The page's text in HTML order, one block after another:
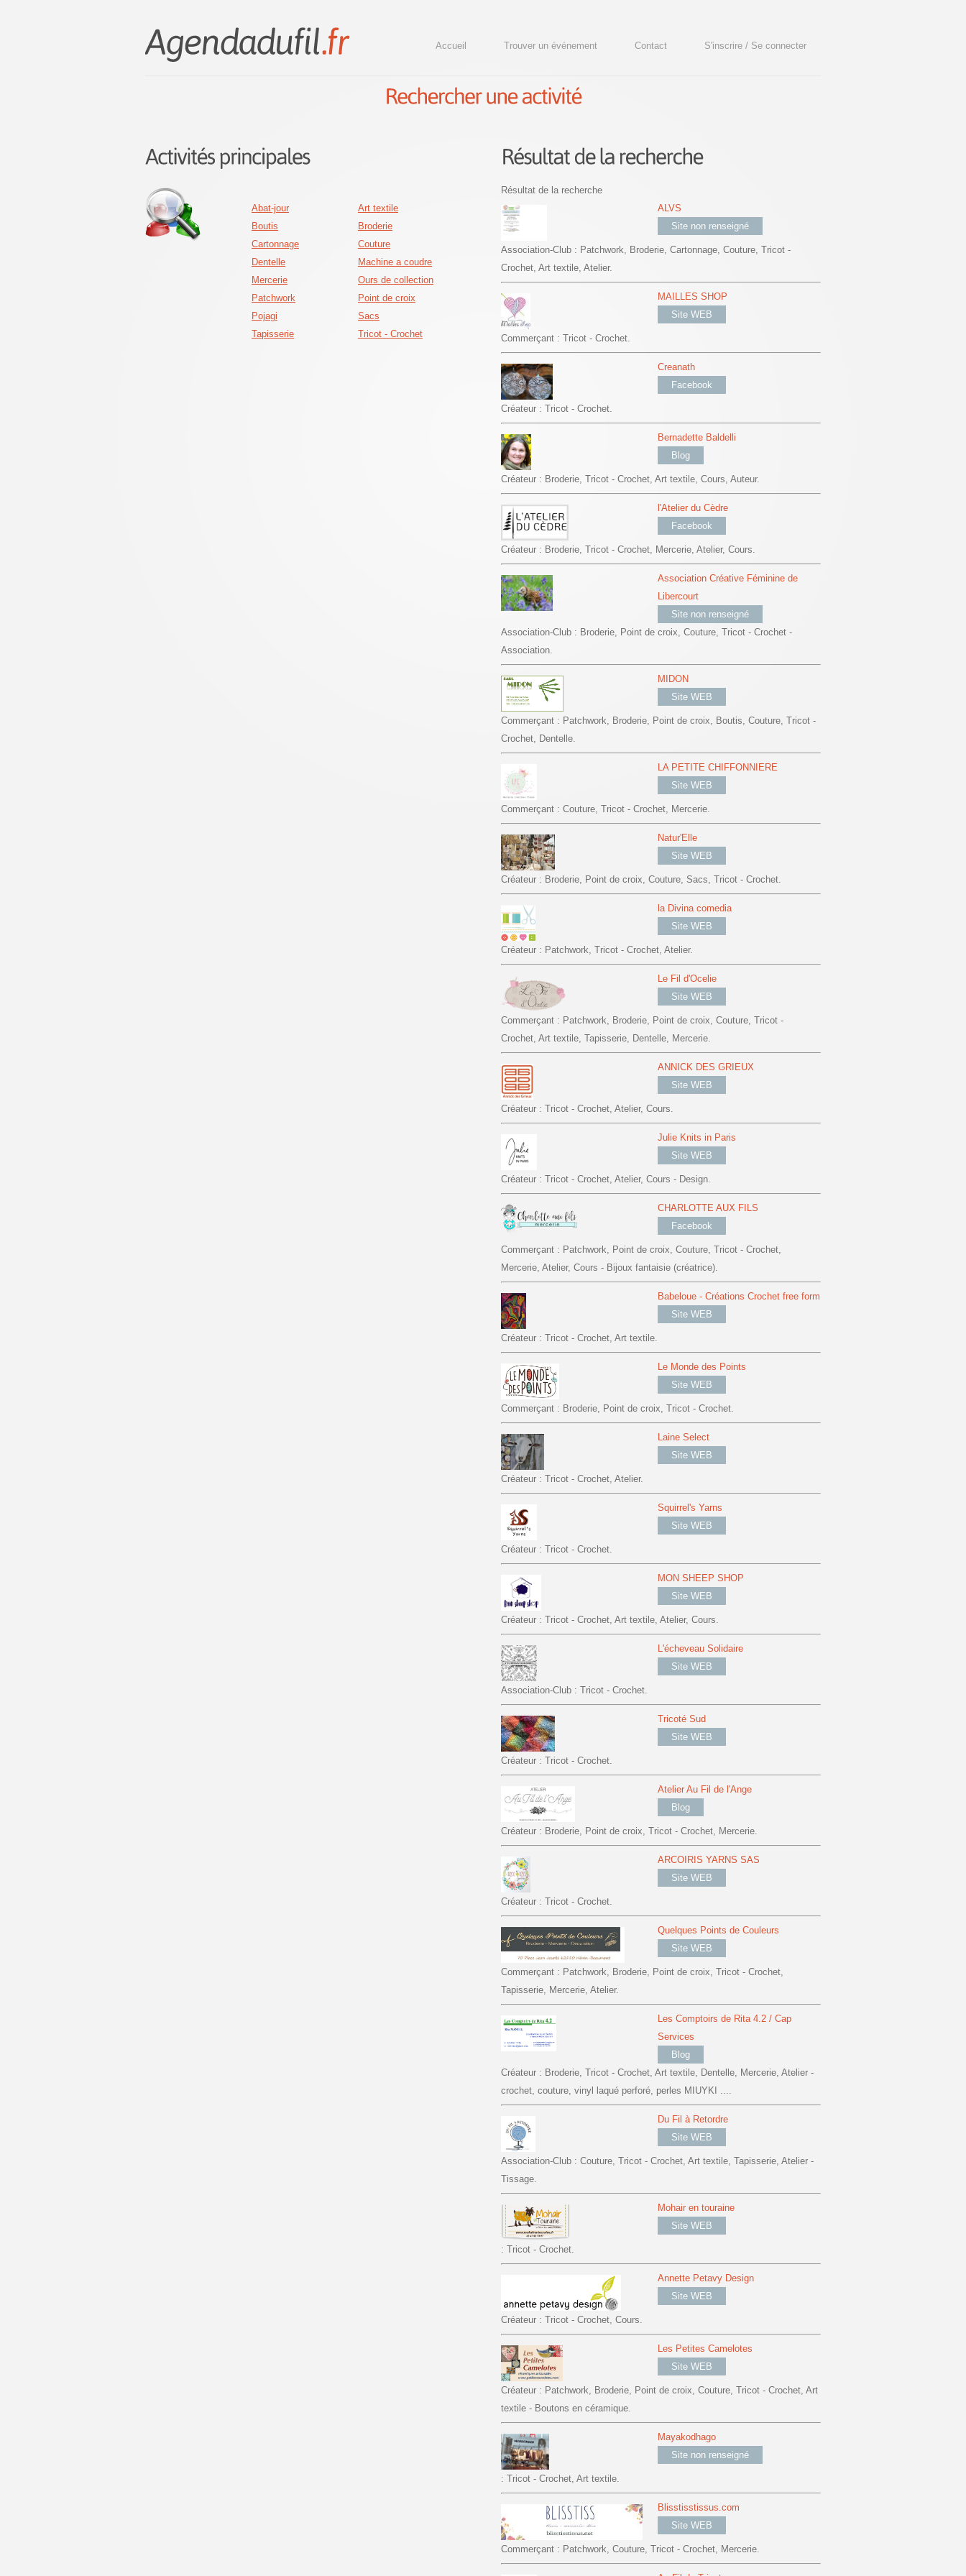
Accueil Trouver un événement Contact S'inscrire / Se connecter
Abat-jour
Art textile
Boutis
Broderie
Cartonnage
Couture
Dentelle
Machine a coudre
Mercerie
Ours de collection
Patchwork
Point de croix
Pojagi
Sacs
Tapisserie
Tricot - Crochet
Résultat de la recherche
ALVS
Site non renseigné
Association-Club : Patchwork, Broderie, Cartonnage, Couture, Tricot -
Crochet, Art textile, Atelier.
MAILLES SHOP
Site WEB
Commerçant : Tricot - Crochet.
Creanath
Facebook
Créateur : Tricot - Crochet.
Bernadette Baldelli
Blog
Créateur : Broderie, Tricot - Crochet, Art textile, Cours, Auteur.
l'Atelier du Cèdre
Facebook
Créateur : Broderie, Tricot - Crochet, Mercerie, Atelier, Cours.
Association Créative Féminine de
Libercourt
Site non renseigné
Association-Club : Broderie, Point de croix, Couture, Tricot - Crochet -
Association.
MIDON
Site WEB
Commerçant : Patchwork, Broderie, Point de croix, Boutis, Couture, Tricot -
Crochet, Dentelle.
LA PETITE CHIFFONNIERE
Site WEB
Commerçant : Couture, Tricot - Crochet, Mercerie.
Natur'Elle
Site WEB
Créateur : Broderie, Point de croix, Couture, Sacs, Tricot - Crochet.
la Divina comedia
Site WEB
Créateur : Patchwork, Tricot - Crochet, Atelier.
Le Fil d'Ocelie
Site WEB
Commerçant : Patchwork, Broderie, Point de croix, Couture, Tricot -
Crochet, Art textile, Tapisserie, Dentelle, Mercerie.
ANNICK DES GRIEUX
Site WEB
Créateur : Tricot - Crochet, Atelier, Cours.
Julie Knits in Paris
Site WEB
Créateur : Tricot - Crochet, Atelier, Cours - Design.
CHARLOTTE AUX FILS
Facebook
Commerçant : Patchwork, Point de croix, Couture, Tricot - Crochet,
Mercerie, Atelier, Cours - Bijoux fantaisie (créatrice).
Babeloue - Créations Crochet free form
Site WEB
Créateur : Tricot - Crochet, Art textile.
Le Monde des Points
Site WEB
Commerçant : Broderie, Point de croix, Tricot - Crochet.
Laine Select
Site WEB
Créateur : Tricot - Crochet, Atelier.
Squirrel's Yarns
Site WEB
Créateur : Tricot - Crochet.
MON SHEEP SHOP
Site WEB
Créateur : Tricot - Crochet, Art textile, Atelier, Cours.
L'écheveau Solidaire
Site WEB
Association-Club : Tricot - Crochet.
Tricoté Sud
Site WEB
Créateur : Tricot - Crochet.
Atelier Au Fil de l'Ange
Blog
Créateur : Broderie, Point de croix, Tricot - Crochet, Mercerie.
ARCOIRIS YARNS SAS
Site WEB
Créateur : Tricot - Crochet.
Quelques Points de Couleurs
Site WEB
Commerçant : Patchwork, Broderie, Point de croix, Tricot - Crochet,
Tapisserie, Mercerie, Atelier.
Les Comptoirs de Rita 4.2 / Cap
Services
Blog
Créateur : Broderie, Tricot - Crochet, Art textile, Dentelle, Mercerie, Atelier -
crochet, couture, vinyl laqué perforé, perles MIUYKI ....
Du Fil à Retordre
Site WEB
Association-Club : Couture, Tricot - Crochet, Art textile, Tapisserie, Atelier -
Tissage.
Mohair en touraine
Site WEB
: Tricot - Crochet.
Annette Petavy Design
Site WEB
Créateur : Tricot - Crochet, Cours.
Les Petites Camelotes
Site WEB
Créateur : Patchwork, Broderie, Point de croix, Couture, Tricot - Crochet, Art
textile - Boutons en céramique.
Mayakodhago
Site non renseigné
: Tricot - Crochet, Art textile.
Blisstisstissus.com
Site WEB
Commerçant : Patchwork, Couture, Tricot - Crochet, Mercerie.